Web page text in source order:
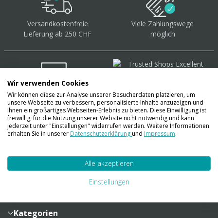
Versandkostenfreie
Lieferung ab 250 CHF
Viele Zahlungswege
möglich
Über 40.000 Artikel auf
Lager
Sendungsverfolgung
Zahlung und Versand
Lieferinformationen
Kategorien
Wir verwenden Cookies
Wir können diese zur Analyse unserer Besucherdaten platzieren, um
unsere Webseite zu verbessern, personalisierte Inhalte anzuzeigen und
Ihnen ein großartiges Webseiten-Erlebnis zu bieten. Diese Einwilligung ist
freiwillig, für die Nutzung unserer Website nicht notwendig und kann
jederzeit unter "Einstellungen" widerrufen werden. Weitere Informationen
erhalten Sie in unserer Datenschutzerklärungund Impressum.
Alle akzeptieren
Einstellungen